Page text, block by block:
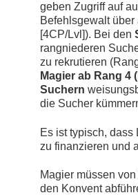
geben Zugriff auf
Befehlsgewalt
[4CP/Lvl]). Bei den
rangniederen
zu rekrutieren
Magier ab Rang 4
Suchern
die Sucher
Es ist typisch,
zu finanzieren und
Magier müssen
den Konvent